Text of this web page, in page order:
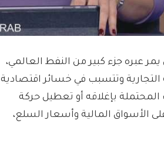
عبره جزء كبير من النفط العالمي،
وتتسبب في خسائر اقتصادية
المحتملة بإغلاقه أو تعطيل حركة
الأسواق المالية وأسعار السلع،